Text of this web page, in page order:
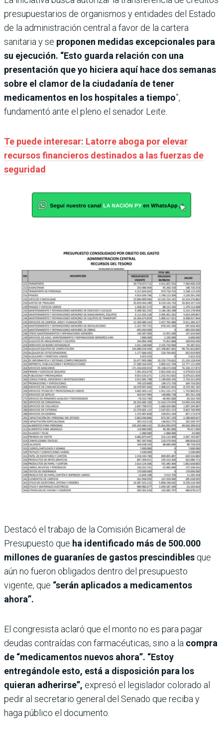
presupuestarios de organismos y entidades del Estado
de la administración central a favor de la cartera
sanitaria y se proponen medidas excepcionales para
su ejecución. “Esto guarda relación con una
presentación que yo hiciera aquí hace dos semanas
sobre el clamor de la ciudadanía de tener
medicamentos en los hospitales a tiempo”,
fundamentó ante el pleno el senador Leite.
Te puede interesar: Latorre aboga por elevar
recursos financieros destinados a las fuerzas de
seguridad
Destacó el trabajo de la Comisión Bicameral de
Presupuesto que ha identificado más de 500.000
millones de guaraníes de gastos prescindibles que
aún no fueron obligados dentro del presupuesto
vigente, que “serán aplicados a medicamentos
ahora”.
El congresista aclaró que el monto no es para pagar
deudas contraídas con farmacéuticas, sino a la compra
de “medicamentos nuevos ahora”. “Estoy
entregándole esto, está a disposición para los
quieran adherirse”, expresó el legislador colorado al
pedir al secretario general del Senado que reciba y
haga público el documento.